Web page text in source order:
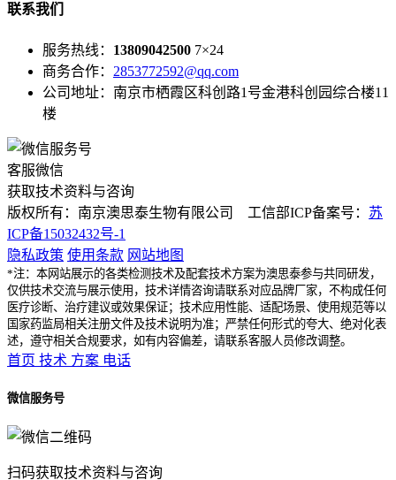
联系我们
服务热线： 13809042500 7×24
商务合作： 2853772592@qq.com
公司地址：南京市栖霞区科创路1号金港科创园综合楼11
楼
客服微信
获取技术资料与咨询
版权所有：南京澳思泰生物有限公司 工信部ICP备案号： 苏
ICP备15032432号-1
隐私政策 使用条款 网站地图
*注：本网站展示的各类检测技术及配套技术方案为澳思泰参与共同研发，
仅供技术交流与展示使用，技术详情咨询请联系对应品牌厂家，不构成任何
医疗诊断、治疗建议或效果保证；技术应用性能、适配场景、使用规范等以
国家药监局相关注册文件及技术说明为准；严禁任何形式的夸大、绝对化表
述，遵守相关合规要求，如有内容偏差，请联系客服人员修改调整。
首页 技术 方案 电话
微信服务号
扫码获取技术资料与咨询